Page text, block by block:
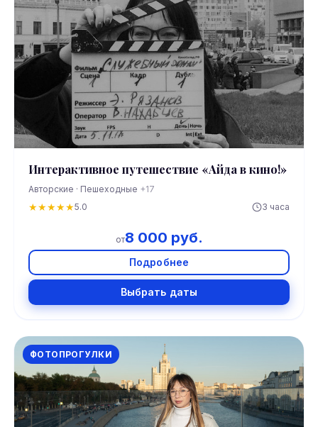
Интерактивное путешествие «Айда в кино!»
Авторские · Пешеходные +17
★★★★★5.0 3 часа
от8 000 руб.
Подробнее
Выбрать даты
ФОТОПРОГУЛКИ